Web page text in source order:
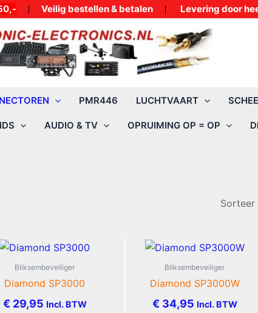
Veilig bestellen & betalen Levering door
PMR446 LUCHTVAART
AUDIO & TV OPRUIMING OP = OP
Bliksembeveiliger
Diamond SP3000
€29,95 Incl. BTW
Bliksembeveiliger
Diamond SP3000W
€34,95 Incl. BTW